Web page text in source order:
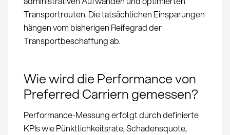
Transportrouten. Die tatsächlichen Einsparungen
hängen vom bisherigen Reifegrad der
Transportbeschaffung ab.
Wie wird die Performance von
Preferred Carriern gemessen?
Performance-Messung erfolgt durch definierte
KPIs wie Pünktlichkeitsrate, Schadensquote,